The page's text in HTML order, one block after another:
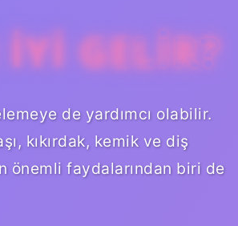
GELIR?
de yardımcı olabilir.
kıkırdak, kemik ve diş
önemli faydalarından biri de